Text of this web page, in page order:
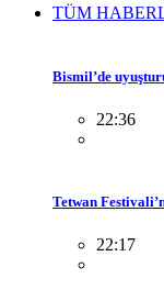
TÜM
Bismil’de
22:36
Tetwan
22:17